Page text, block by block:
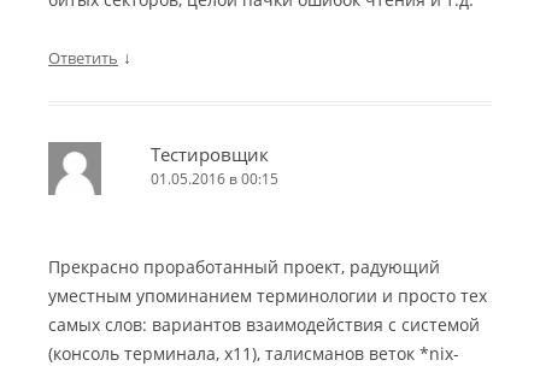
Ответить ↓
Тестировщик
01.05.2016 в 00:15
Прекрасно проработанный проект, радующий
уместным упоминанием терминологии и просто тех
самых слов: вариантов взаимодействия с системой
(консоль терминала, х11), талисманов веток *nix-